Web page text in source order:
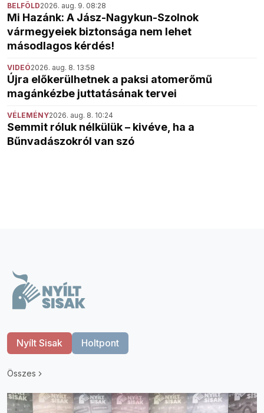
BELFÖLD2026. aug. 9. 08:28
Mi Hazánk: A Jász-Nagykun-Szolnok
vármegyeiek biztonsága nem lehet
másodlagos kérdés!
VIDEÓ2026. aug. 8. 13:58
Újra előkerülhetnek a paksi atomerőmű
magánkézbe juttatásának tervei
VÉLEMÉNY2026. aug. 8. 10:24
Semmit róluk nélkülük – kivéve, ha a
Bűnvadászokról van szó
Nyílt Sisak Holtpont
Összes